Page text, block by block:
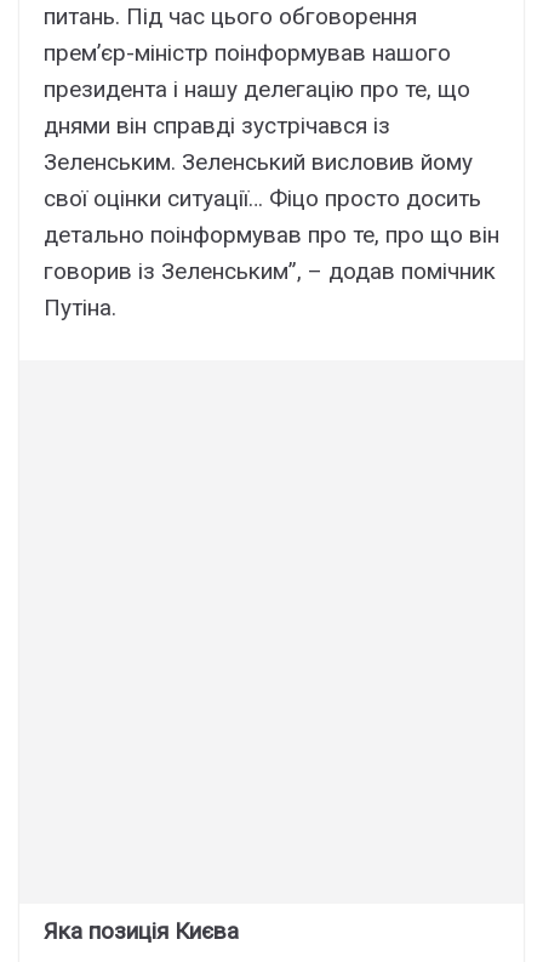
питань. Під час цього обговорення
прем’єр-міністр поінформував нашого
президента і нашу делегацію про те, що
днями він справді зустрічався із
Зеленським. Зеленський висловив йому
свої оцінки ситуації… Фіцо просто досить
детально поінформував про те, про що він
говорив із Зеленським”, – додав помічник
Путіна.
Яка позиція Києва